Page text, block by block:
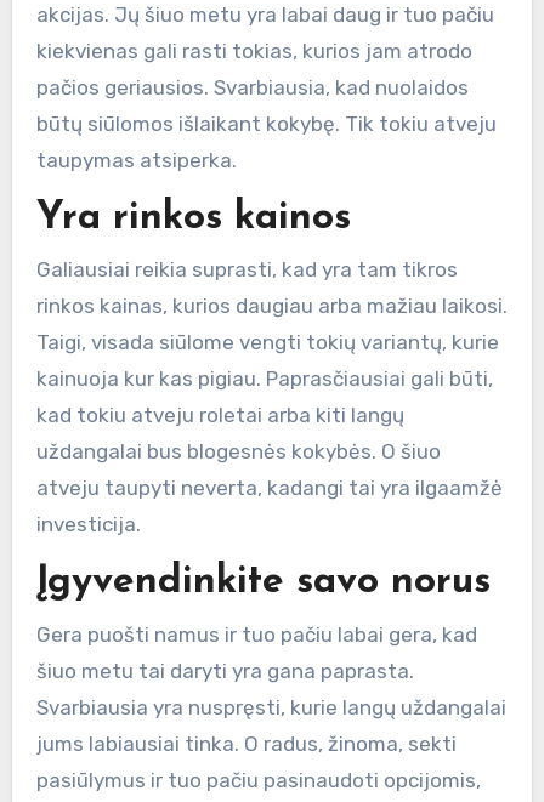
akcijas. Jų šiuo metu yra labai daug ir tuo pačiu
kiekvienas gali rasti tokias, kurios jam atrodo
pačios geriausios. Svarbiausia, kad nuolaidos
būtų siūlomos išlaikant kokybę. Tik tokiu atveju
taupymas atsiperka.
Yra rinkos kainos
Galiausiai reikia suprasti, kad yra tam tikros
rinkos kainas, kurios daugiau arba mažiau laikosi.
Taigi, visada siūlome vengti tokių variantų, kurie
kainuoja kur kas pigiau. Paprasčiausiai gali būti,
kad tokiu atveju roletai arba kiti langų
uždangalai bus blogesnės kokybės. O šiuo
atveju taupyti neverta, kadangi tai yra ilgaamžė
investicija.
Įgyvendinkite savo norus
Gera puošti namus ir tuo pačiu labai gera, kad
šiuo metu tai daryti yra gana paprasta.
Svarbiausia yra nuspręsti, kurie langų uždangalai
jums labiausiai tinka. O radus, žinoma, sekti
pasiūlymus ir tuo pačiu pasinaudoti opcijomis,